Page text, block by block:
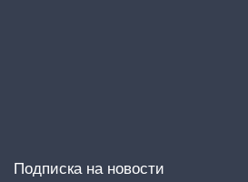
Подписка на новости